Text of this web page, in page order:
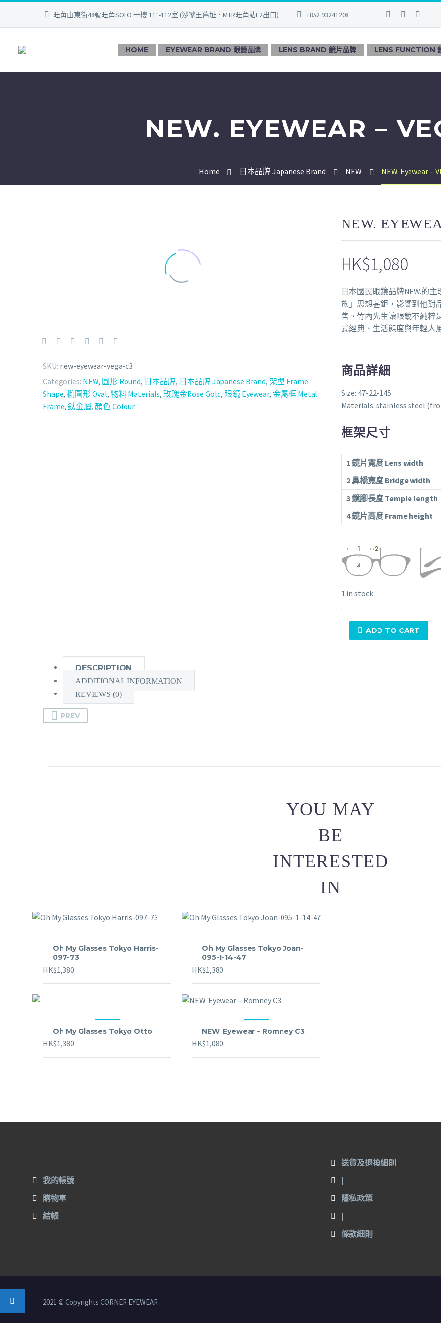
旺角山東街48號旺角SOLO 一樓 111-112室 (沙嗲王舊址、MTR旺角站E2出口) +852 93241208
HOME EYEWEAR BRAND 眼鏡品牌 LENS BRAND 鏡片品牌 LENS FUNCTION
NEW. EYEWEAR –
Home 日本品牌 Japanese Brand NEW NEW. Eyewear –
SKU: new-eyewear-vega-c3
Categories: NEW, 圓形 Round, 日本品牌, 日本品牌 Japanese Brand, 架型 Frame
Shape, 橢圓形 Oval, 物料 Materials, 玫瑰金Rose Gold, 眼鏡 Eyewear, 金屬框 Metal
Frame, 鈦金屬, 顏色 Colour.
NEW.
HK$1,080
日本國民眼鏡品牌NEW.的
族」思想甚鉅，影響到他對
售。竹內先生讓眼鏡不純粹
式經典、生活態度與年輕人
商品詳細
Size: 47-22-145
Materials: stainless steel
框架尺寸
1 鏡片寬度 Lens width
2 鼻橋寬度 Bridge width
3鏡腳長度 Temple length
4鏡片高度 Frame height
1 in stock
EyewearADD TO CART
DESCRIPTION
ADDITIONAL INFORMATION
REVIEWS (0)
PREV
YOU MAY
BE
INTERESTED
IN
Oh My Glasses Tokyo Harris-
097-73
HK$1,380
Oh My Glasses Tokyo Joan-
095-1-14-47
HK$1,380
Oh My Glasses Tokyo Otto
HK$1,380
NEW. Eyewear – Romney C3
HK$1,080
我的帳號
購物車
結帳
送貨及退換細則
|
隱私政策
|
條款細則
2021 © Copyrights CORNER EYEWEAR